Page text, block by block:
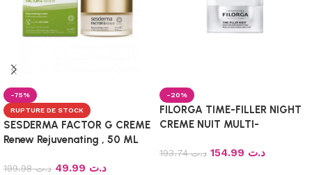
-75%
RUPTURE DE STOCK
SESDERMA FACTOR G CREME
Renew Rejuvenating , 50 ML
د.ت199.98 د.ت
-20%
FILORGA TIME-FILLER NIGHT
CREME NUIT MULTI-
د.ت193.74 د.ت